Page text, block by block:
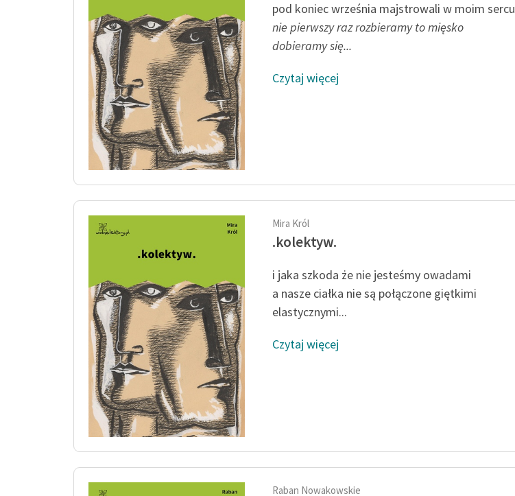
pod koniec września majstrowali w moim sercu
nie pierwszy raz rozbieramy to mięsko
dobieramy się...
Czytaj więcej
Mira Król
.kolektyw.
i jaka szkoda że nie jesteśmy owadami
a nasze ciałka nie są połączone giętkimi
elastycznymi...
Czytaj więcej
Raban Nowakowskie